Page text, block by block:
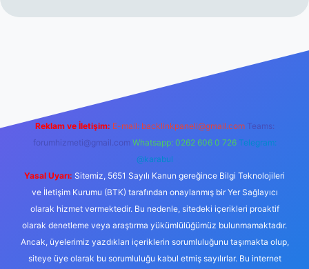
Betexper giriş adresi
Reklam ve İletişim: E-mail: backlinkpaneli@gmail.com Teams:
forumhizmeti@gmail.com Whatsapp: 0262 606 0 726 Telegram:
@karabul
Yasal Uyarı: Sitemiz, 5651 Sayılı Kanun gereğince Bilgi Teknolojileri
ve İletişim Kurumu (BTK) tarafından onaylanmış bir Yer Sağlayıcı
olarak hizmet vermektedir. Bu nedenle, sitedeki içerikleri proaktif
olarak denetleme veya araştırma yükümlülüğümüz bulunmamaktadır.
Ancak, üyelerimiz yazdıkları içeriklerin sorumluluğunu taşımakta olup,
siteye üye olarak bu sorumluluğu kabul etmiş sayılırlar. Bu internet